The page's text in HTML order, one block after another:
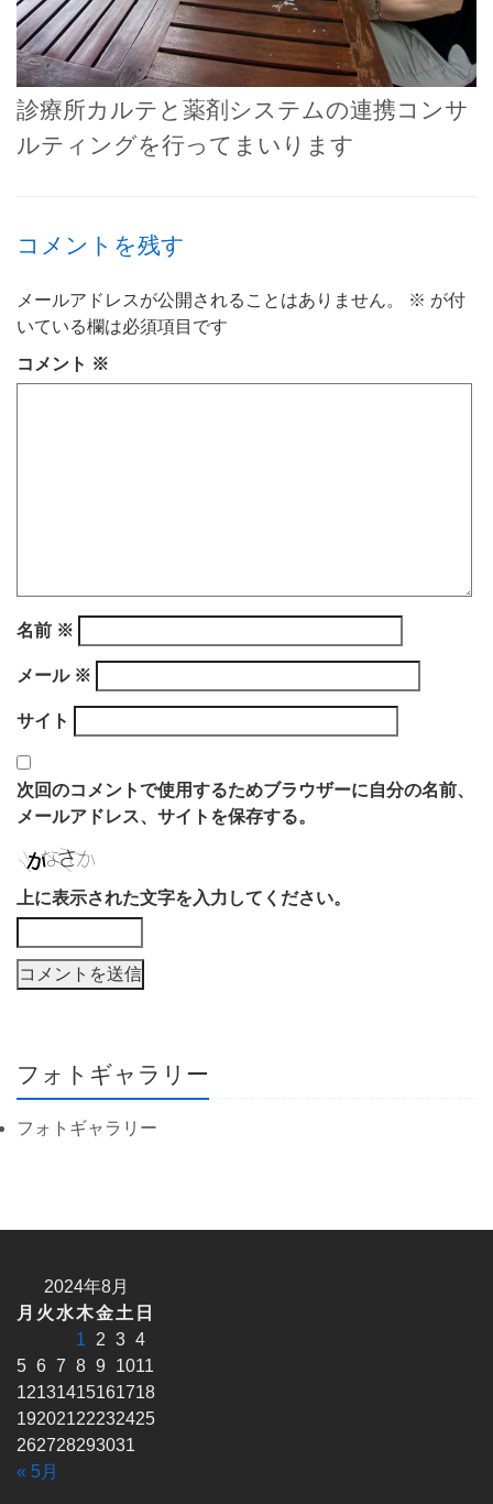
診療所カルテと薬剤システムの連携コンサ
ルティングを行ってまいります
コメントを残す
メールアドレスが公開されることはありません。 ※ が付
いている欄は必須項目です
コメント ※
名前 ※
メール ※
サイト
次回のコメントで使用するためブラウザーに自分の名前、
メールアドレス、サイトを保存する。
上に表示された文字を入力してください。
フォトギャラリー
フォトギャラリー
2024年8月
月 火 水木金土 日
1
2 3 4
5 6 7 8 9 1011
12131415161718
19202122232425
262728293031
« 5月